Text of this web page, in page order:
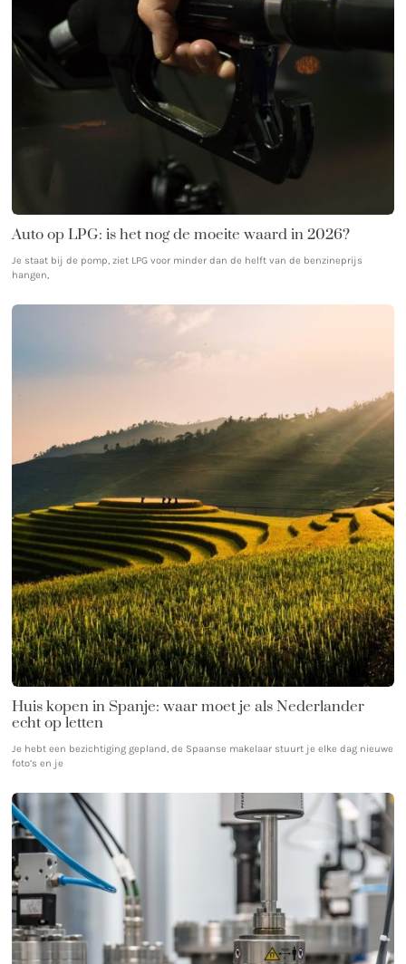
Auto op LPG: is het nog de moeite waard in 2026?
Je staat bij de pomp, ziet LPG voor minder dan de helft van de benzineprijs
hangen,
Huis kopen in Spanje: waar moet je als Nederlander
echt op letten
Je hebt een bezichtiging gepland, de Spaanse makelaar stuurt je elke dag nieuwe
foto’s en je